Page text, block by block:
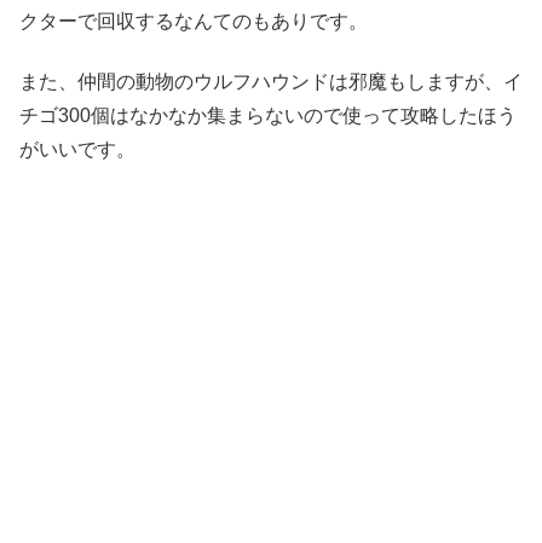
クターで回収するなんてのもありです。
また、仲間の動物のウルフハウンドは邪魔もしますが、イ
チゴ300個はなかなか集まらないので使って攻略したほう
がいいです。